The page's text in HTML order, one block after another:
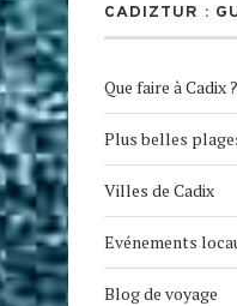
CADIZTUR :
Que faire à Cadix ?
Plus belles
Villes de Cadix
Evénements
Blog de voyage